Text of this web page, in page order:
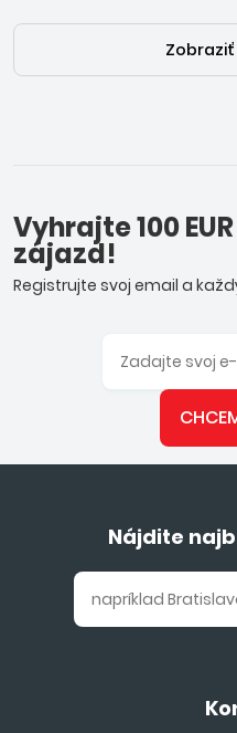
Vyhrajte 100
zájazd!
Registrujte svoj email a
Nájdite